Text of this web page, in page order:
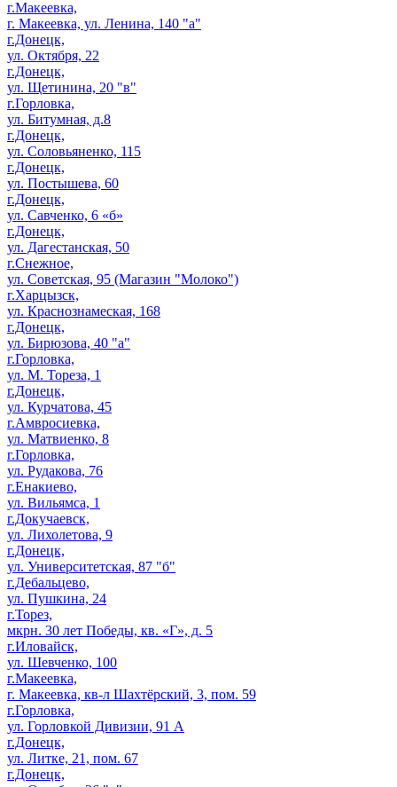
г.Макеевка,
г. Макеевка, ул. Ленина, 140 "а"
г.Донецк,
ул. Октября, 22
г.Донецк,
ул. Щетинина, 20 "в"
г.Горловка,
ул. Битумная, д.8
г.Донецк,
ул. Соловьяненко, 115
г.Донецк,
ул. Постышева, 60
г.Донецк,
ул. Савченко, 6 «б»
г.Донецк,
ул. Дагестанская, 50
г.Снежное,
ул. Советская, 95 (Магазин "Молоко")
г.Харцызск,
ул. Краснознамеская, 168
г.Донецк,
ул. Бирюзова, 40 "а"
г.Горловка,
ул. М. Тореза, 1
г.Донецк,
ул. Курчатова, 45
г.Амвросиевка,
ул. Матвиенко, 8
г.Горловка,
ул. Рудакова, 76
г.Енакиево,
ул. Вильямса, 1
г.Докучаевск,
ул. Лихолетова, 9
г.Донецк,
ул. Университетская, 87 "б"
г.Дебальцево,
ул. Пушкина, 24
г.Торез,
мкрн. 30 лет Победы, кв. «Г», д. 5
г.Иловайск,
ул. Шевченко, 100
г.Макеевка,
г. Макеевка, кв-л Шахтёрский, 3, пом. 59
г.Горловка,
ул. Горловкой Дивизии, 91 А
г.Донецк,
ул. Литке, 21, пом. 67
г.Донецк,